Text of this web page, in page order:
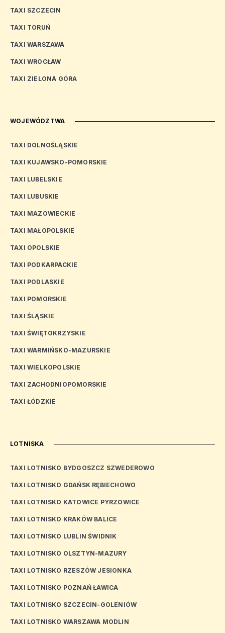
TAXI SZCZECIN
TAXI TORUŃ
TAXI WARSZAWA
TAXI WROCŁAW
TAXI ZIELONA GÓRA
WOJEWÓDZTWA
TAXI DOLNOŚLĄSKIE
TAXI KUJAWSKO-POMORSKIE
TAXI LUBELSKIE
TAXI LUBUSKIE
TAXI MAZOWIECKIE
TAXI MAŁOPOLSKIE
TAXI OPOLSKIE
TAXI PODKARPACKIE
TAXI PODLASKIE
TAXI POMORSKIE
TAXI ŚLĄSKIE
TAXI ŚWIĘTOKRZYSKIE
TAXI WARMIŃSKO-MAZURSKIE
TAXI WIELKOPOLSKIE
TAXI ZACHODNIOPOMORSKIE
TAXI ŁÓDZKIE
LOTNISKA
TAXI LOTNISKO BYDGOSZCZ SZWEDEROWO
TAXI LOTNISKO GDAŃSK RĘBIECHOWO
TAXI LOTNISKO KATOWICE PYRZOWICE
TAXI LOTNISKO KRAKÓW BALICE
TAXI LOTNISKO LUBLIN ŚWIDNIK
TAXI LOTNISKO OLSZTYN-MAZURY
TAXI LOTNISKO RZESZÓW JESIONKA
TAXI LOTNISKO POZNAŃ ŁAWICA
TAXI LOTNISKO SZCZECIN-GOLENIÓW
TAXI LOTNISKO WARSZAWA MODLIN